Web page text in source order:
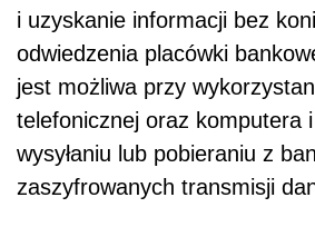
i uzyskanie informacji bez
odwiedzenia placówki
jest możliwa przy
telefonicznej oraz komputera
wysyłaniu lub pobieraniu z
zaszyfrowanych transmisji